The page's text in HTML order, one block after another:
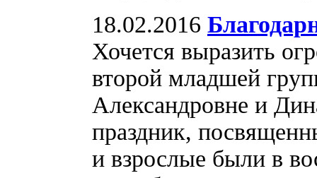
18.02.2016
Хочется выразить
второй младшей
Александровне и
праздник,
и взрослые были в